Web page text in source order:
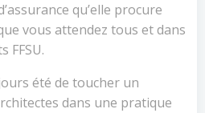
qu’elle procure
vous attendez tous et dans
FFSU.
été de toucher un
dans une pratique